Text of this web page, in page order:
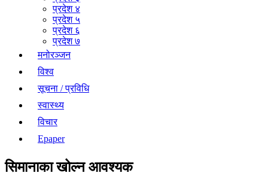
प्रदेश ४
प्रदेश ५
प्रदेश ६
प्रदेश ७
मनोरञ्जन
विश्व
सूचना / प्रविधि
स्वास्थ्य
विचार
Epaper
सिमानाका खोल्न आवश्यक